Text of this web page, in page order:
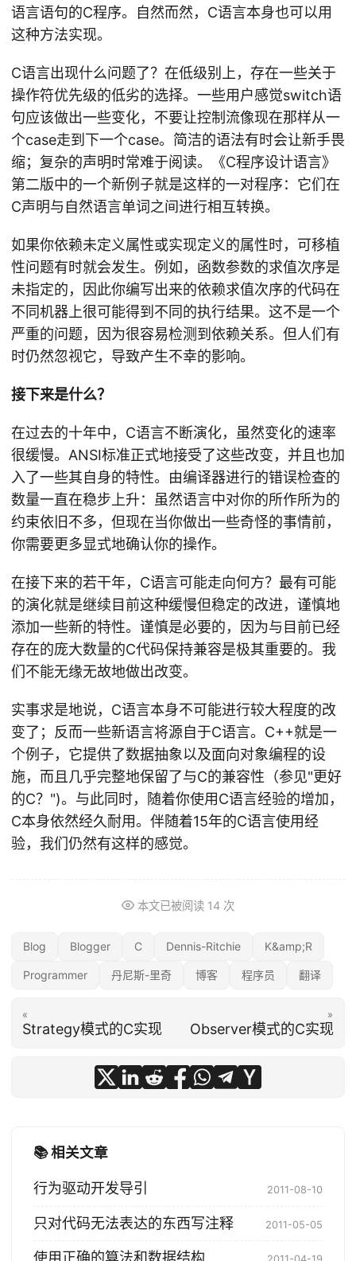
语言语句的C程序。自然而然，C语言本身也可以用
这种方法实现。
C语言出现什么问题了？在低级别上，存在一些关于
操作符优先级的低劣的选择。一些用户感觉switch语
句应该做出一些变化，不要让控制流像现在那样从一
个case走到下一个case。简洁的语法有时会让新手畏
缩；复杂的声明时常难于阅读。《C程序设计语言》
第二版中的一个新例子就是这样的一对程序：它们在
C声明与自然语言单词之间进行相互转换。
如果你依赖未定义属性或实现定义的属性时，可移植
性问题有时就会发生。例如，函数参数的求值次序是
未指定的，因此你编写出来的依赖求值次序的代码在
不同机器上很可能得到不同的执行结果。这不是一个
严重的问题，因为很容易检测到依赖关系。但人们有
时仍然忽视它，导致产生不幸的影响。
接下来是什么？
在过去的十年中，C语言不断演化，虽然变化的速率
很缓慢。ANSI标准正式地接受了这些改变，并且也加
入了一些其自身的特性。由编译器进行的错误检查的
数量一直在稳步上升：虽然语言中对你的所作所为的
约束依旧不多，但现在当你做出一些奇怪的事情前，
你需要更多显式地确认你的操作。
在接下来的若干年，C语言可能走向何方？最有可能
的演化就是继续目前这种缓慢但稳定的改进，谨慎地
添加一些新的特性。谨慎是必要的，因为与目前已经
存在的庞大数量的C代码保持兼容是极其重要的。我
们不能无缘无故地做出改变。
实事求是地说，C语言本身不可能进行较大程度的改
变了；反而一些新语言将源自于C语言。C++就是一
个例子，它提供了数据抽象以及面向对象编程的设
施，而且几乎完整地保留了与C的兼容性（参见"更好
的C？")。与此同时，随着你使用C语言经验的增加，
C本身依然经久耐用。伴随着15年的C语言使用经
验，我们仍然有这样的感觉。
本文已被阅读 14 次
Blog Blogger C Dennis-Ritchie K&amp;R
Programmer 丹尼斯-里奇 博客 程序员 翻译
«
Strategy模式的C实现
»
Observer模式的C实现
📚 相关文章
行为驱动开发导引 2011-08-10
只对代码无法表达的东西写注释 2011-05-05
使用正确的算法和数据结构